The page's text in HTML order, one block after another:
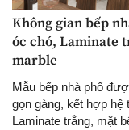
Không gian bếp
óc chó, Laminate
marble
Mẫu bếp nhà phố
gọn gàng, kết hợp hệ
Laminate trắng, mặt